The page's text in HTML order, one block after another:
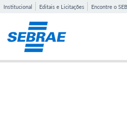
Institucional Editais e Licitações Encontre o